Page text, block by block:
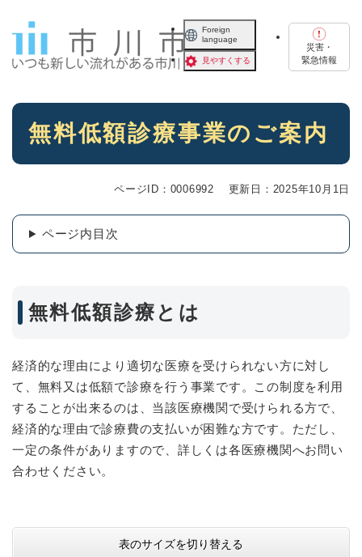
Foreign
language
見やすくする
災害・
緊急情報
本
無料低額診療事業のご案内
ページID：0006992 更新日：2025年10月1日
ページ内目次
無料低額診療とは
経済的な理由により適切な医療を受けられない方に対し
て、無料又は低額で診療を行う事業です。この制度を利用
することが出来るのは、当該医療機関で受けられる方で、
経済的な理由で診療費の支払いが困難な方です。ただし、
一定の条件がありますので、詳しくは各医療機関へお問い
合わせください。
表のサイズを切り替える